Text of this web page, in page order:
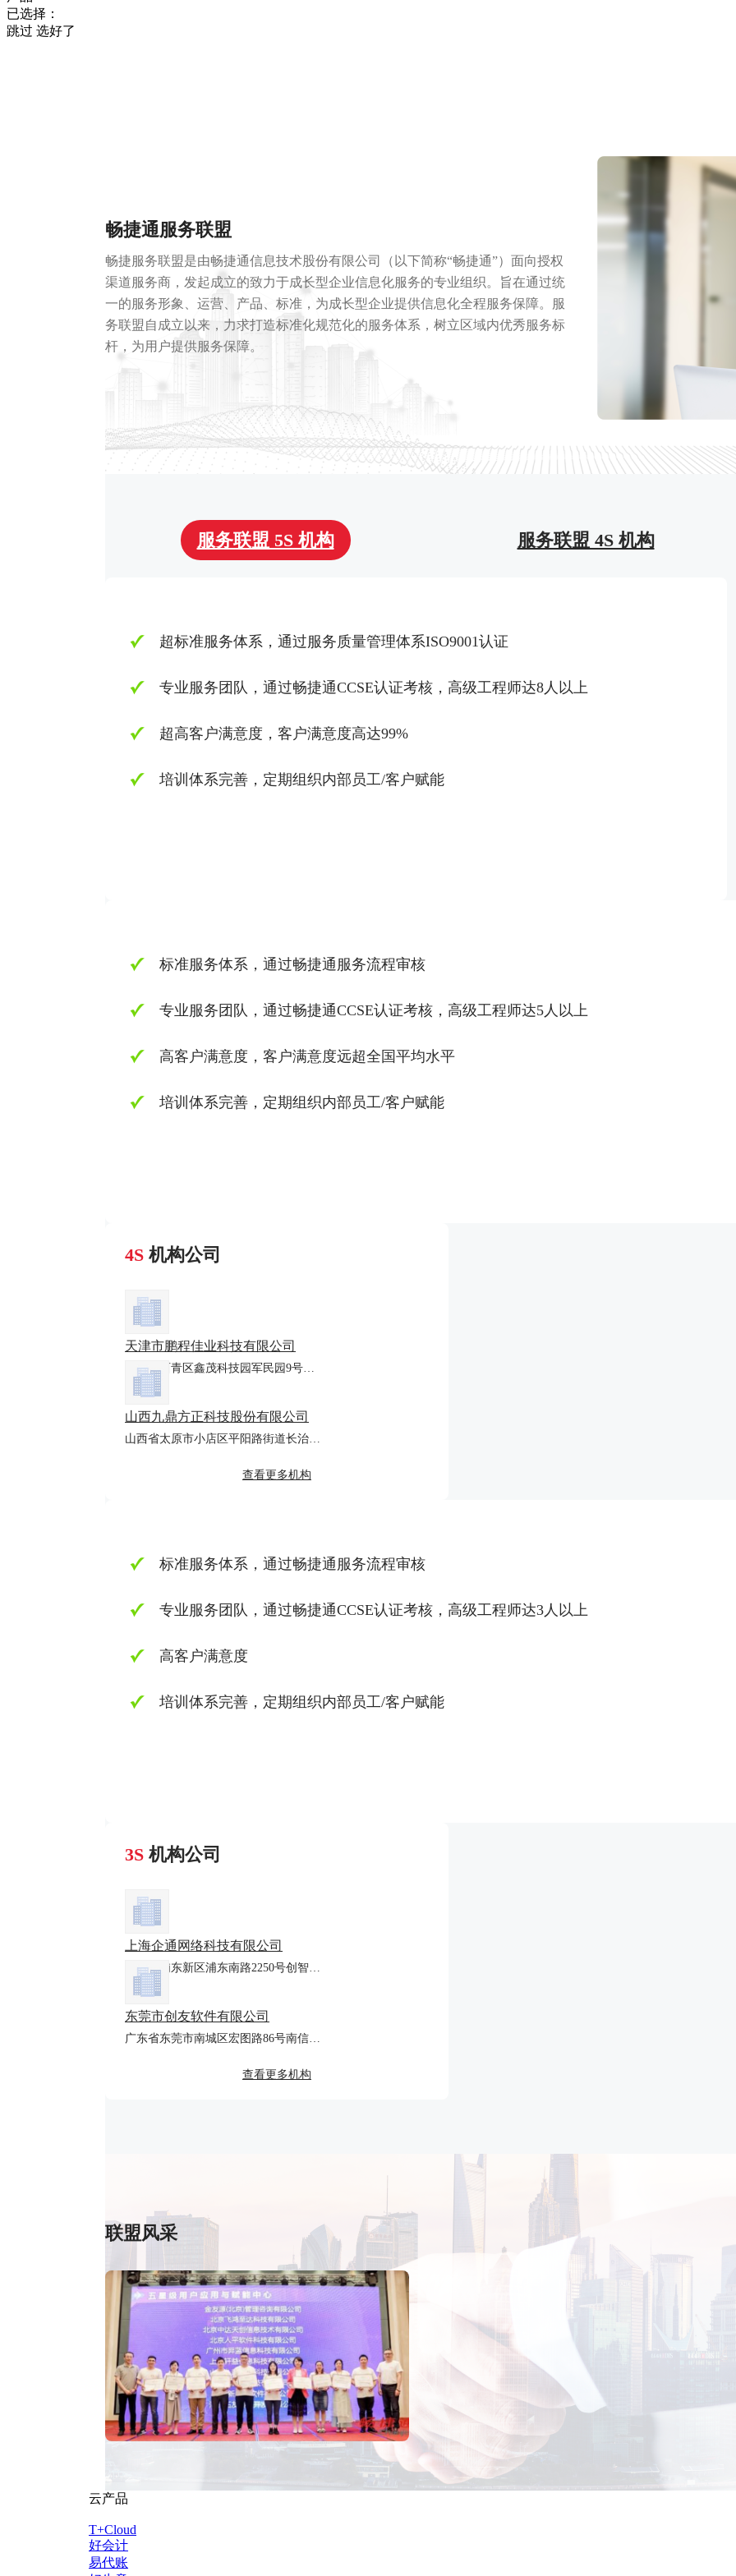
已选择：
跳过 选好了
畅捷通服务联盟
畅捷服务联盟是由畅捷通信息技术股份有限公司（以下简称“畅捷通”）面向授权
渠道服务商，发起成立的致力于成长型企业信息化服务的专业组织。旨在通过统
一的服务形象、运营、产品、标准，为成长型企业提供信息化全程服务保障。服
务联盟自成立以来，力求打造标准化规范化的服务体系，树立区域内优秀服务标
杆，为用户提供服务保障。
服务联盟 5S 机构 服务联盟 4S 机构
超标准服务体系，通过服务质量管理体系ISO9001认证
专业服务团队，通过畅捷通CCSE认证考核，高级工程师达8人以上
超高客户满意度，客户满意度高达99%
培训体系完善，定期组织内部员工/客户赋能
标准服务体系，通过畅捷通服务流程审核
专业服务团队，通过畅捷通CCSE认证考核，高级工程师达5人以上
高客户满意度，客户满意度远超全国平均水平
培训体系完善，定期组织内部员工/客户赋能
4S 机构公司
天津市鹏程佳业科技有限公司
山西九鼎方正科技股份有限公司
查看更多机构
标准服务体系，通过畅捷通服务流程审核
专业服务团队，通过畅捷通CCSE认证考核，高级工程师达3人以上
高客户满意度
培训体系完善，定期组织内部员工/客户赋能
3S 机构公司
上海企通网络科技有限公司
东莞市创友软件有限公司
查看更多机构
联盟风采
云产品
T+Cloud
好会计
易代账